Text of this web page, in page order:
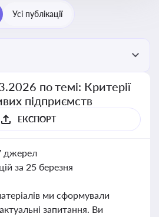
Усі публікації
по темі: Критерії
підприємств
ЕКСПОРТ
джерел
за 25 березня
ми сформували
запитання. Ви